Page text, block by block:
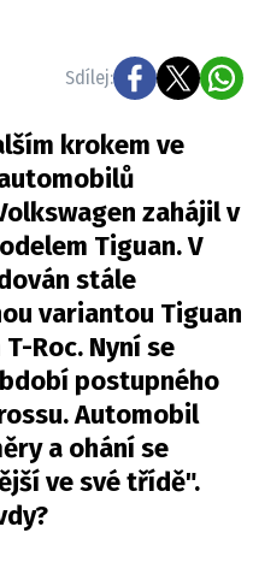
Sdílej:
krokem ve
zahájil v
Tiguan. V
stále
variantou Tiguan
Roc. Nyní se
postupného
Automobil
a ohání se
ve své třídě".